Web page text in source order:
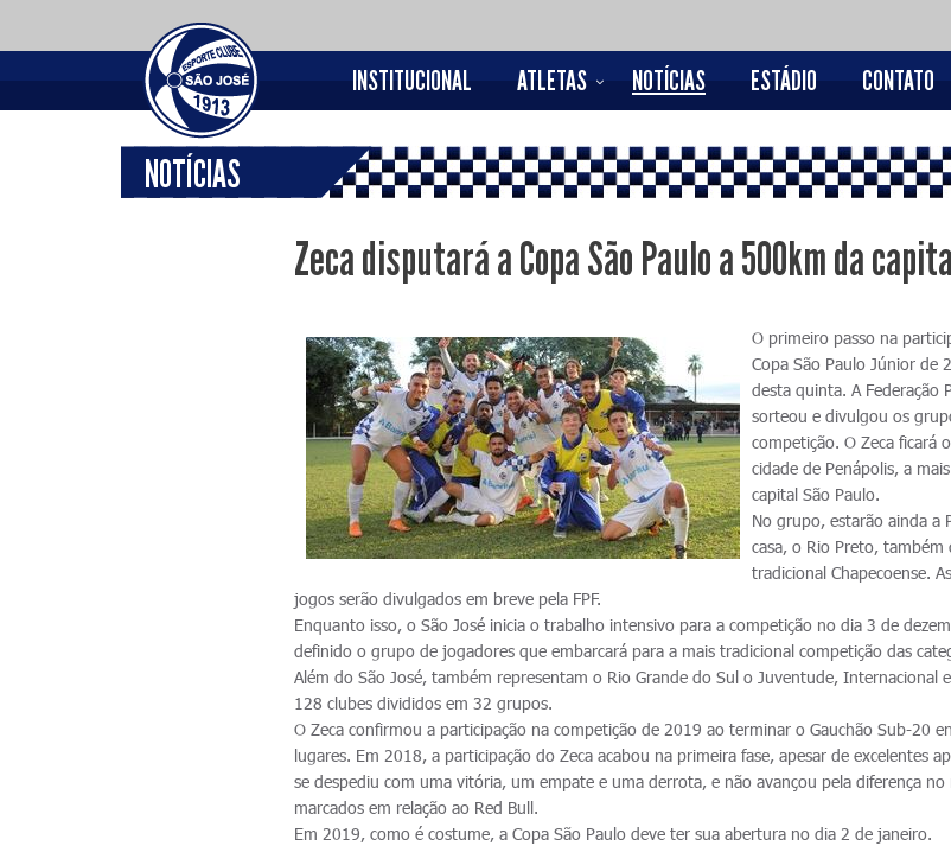
INSTITUCIONAL ATLETAS NOTÍCIAS ESTÁDIO CONTATO
NOTÍCIAS
Zeca disputará a Copa São Paulo a 500km da
O primeiro passo na
Copa São Paulo Júnior de
desta quinta. A Federação
sorteou e divulgou os
competição. O Zeca ficará
cidade de Penápolis, a
capital São Paulo.
No grupo, estarão ainda a
casa, o Rio Preto,
tradicional Chapecoense.
jogos serão divulgados em breve pela FPF.
Enquanto isso, o São José inicia o trabalho intensivo para a competição no dia 3 de
definido o grupo de jogadores que embarcará para a mais tradicional competição das
Além do São José, também representam o Rio Grande do Sul o Juventude, Internacional
128 clubes divididos em 32 grupos.
O Zeca confirmou a participação na competição de 2019 ao terminar o Gauchão Sub-20
lugares. Em 2018, a participação do Zeca acabou na primeira fase, apesar de excelentes
se despediu com uma vitória, um empate e uma derrota, e não avançou pela diferença
marcados em relação ao Red Bull.
Em 2019, como é costume, a Copa São Paulo deve ter sua abertura no dia 2 de janeiro.